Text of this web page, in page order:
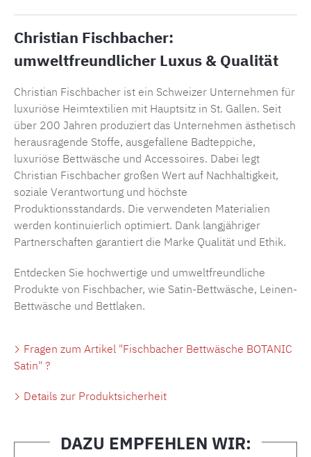
Christian Fischbacher:
umweltfreundlicher Luxus & Qualität
Christian Fischbacher ist ein Schweizer Unternehmen für
luxuriöse Heimtextilien mit Hauptsitz in St. Gallen. Seit
über 200 Jahren produziert das Unternehmen ästhetisch
herausragende Stoffe, ausgefallene Badteppiche,
luxuriöse Bettwäsche und Accessoires. Dabei legt
Christian Fischbacher großen Wert auf Nachhaltigkeit,
soziale Verantwortung und höchste
Produktionsstandards. Die verwendeten Materialien
werden kontinuierlich optimiert. Dank langjähriger
Partnerschaften garantiert die Marke Qualität und Ethik.
Entdecken Sie hochwertige und umweltfreundliche
Produkte von Fischbacher, wie Satin-Bettwäsche, Leinen-
Bettwäsche und Bettlaken.
Fragen zum Artikel "Fischbacher Bettwäsche BOTANIC
Satin" ?
Details zur Produktsicherheit
DAZU EMPFEHLEN WIR: